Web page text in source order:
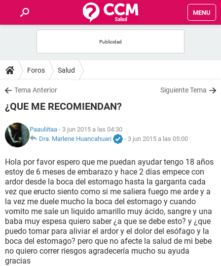
MENU
FOROS
SALUD
FAMILIA
NUTRICIÓN
BIENESTAR
SEXUALIDAD
GLOSARIO
Foros Salud
Tema Anterior Siguiente Tema
¿QUE ME RECOMIENDAN?
Paauliitaa - 3 jun 2015 a las 04:30
Dra. Marlene Huancahuari
- 3 jun 2015 a las 05:00
Hola por favor espero que me puedan ayudar tengo 18 años
estoy de 6 meses de embarazo y hace 2 días empece con
ardor desde la boca del estomago hasta la garganta cada
vez que eructo siento como si me saliera fuego me arde y a
la vez me duele mucho la boca del estomago y cuando
vomito me sale un liquido amarillo muy ácido, sangre y una
baba muy espesa quiero saber ¿a que se debe esto? y ¿que
puedo tomar para aliviar el ardor y el dolor del esófago y la
boca del estomago? pero que no afecte la salud de mi bebe
no quiero correr riesgos agradecería mucho su ayuda
gracias